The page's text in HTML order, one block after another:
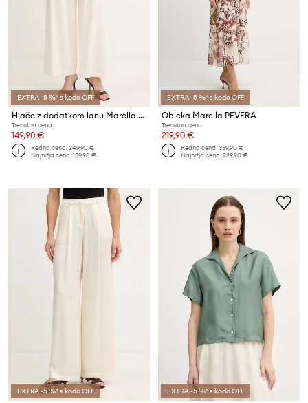
EXTRA -5 %* s kodo OFF
Hlače z dodatkom lanu Marella MLMALAMARONOFOU
Trenutna cena:
149,90 €
Redna cena:249,90 €
Najnižja cena:159,90 €
EXTRA -5 %* s kodo OFF
Obleka Marella PEVERA
Trenutna cena:
219,90 €
Redna cena:359,90 €
Najnižja cena:229,90 €
EXTRA -5 %* s kodo OFF EXTRA -5 %* s kodo OFF